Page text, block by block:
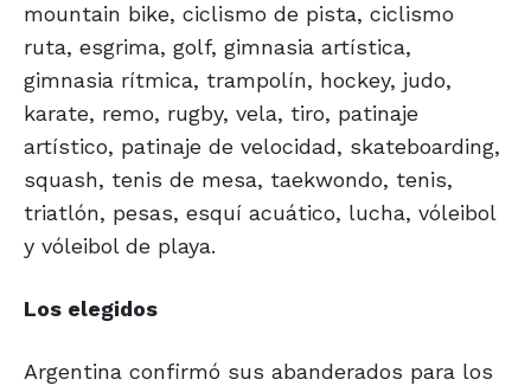
mountain bike, ciclismo de pista, ciclismo
ruta, esgrima, golf, gimnasia artística,
gimnasia rítmica, trampolín, hockey, judo,
karate, remo, rugby, vela, tiro, patinaje
artístico, patinaje de velocidad, skateboarding,
squash, tenis de mesa, taekwondo, tenis,
triatlón, pesas, esquí acuático, lucha, vóleibol
y vóleibol de playa.
Los elegidos
Argentina confirmó sus abanderados para los